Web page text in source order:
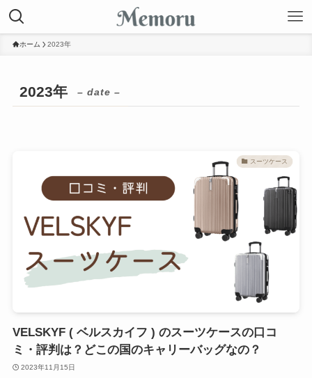
ホーム 2023年
2023年 – date –
スーツケース
VELSKYF ( ベルスカイフ ) のスーツケースの口コ
ミ・評判は？どこの国のキャリーバッグなの？
2023年11月15日